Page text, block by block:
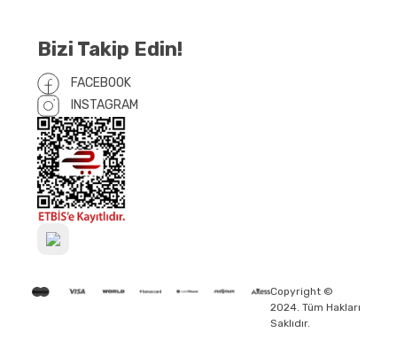
Bizi Takip Edin!
FACEBOOK
INSTAGRAM
Copyright ©
2024. Tüm Hakları
Saklıdır.